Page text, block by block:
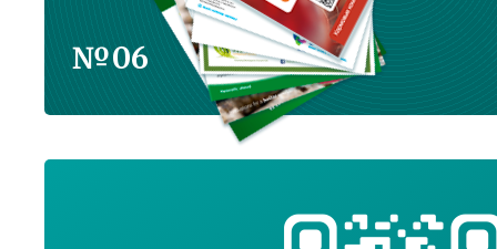
№06